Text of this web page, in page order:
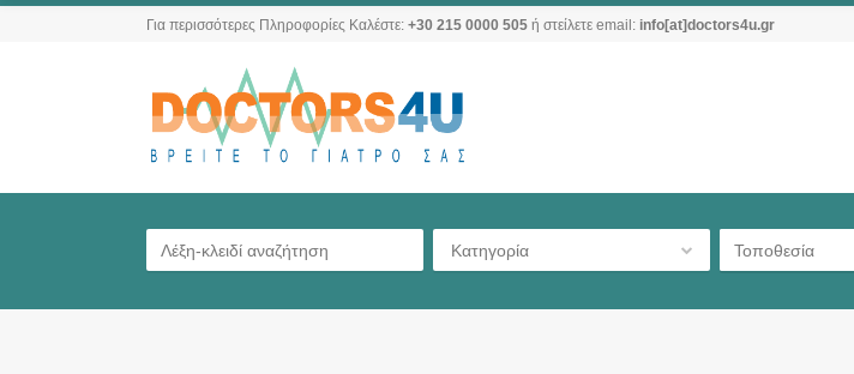
Για περισσότερες Πληροφορίες Καλέστε: +30 215 0000 505 ή στείλετε email: info[at]doctors4u.gr
Κατηγορία